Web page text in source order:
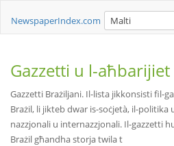
NewspaperIndex.com Malti
Gazzetti u l-
Gazzetti Brażiljani. Il-lista jikkonsisti fil-
Brażil, li jikteb dwar is-soċjetà, il-
nazzjonali u internazzjonali. Il-gazzetti
Brażil għandha storja twila t